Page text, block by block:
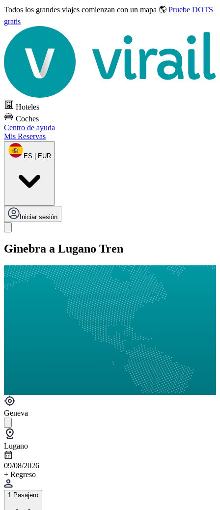
Todos los grandes viajes comienzan con un mapa 🌎 Pruebe DOTS
gratis
Hoteles
Coches
Centro de ayuda
Mis Reservas
ES | EUR
Iniciar sesión
Ginebra a Lugano Tren
Geneva
Lugano
09/08/2026
+ Regreso
1 Pasajero